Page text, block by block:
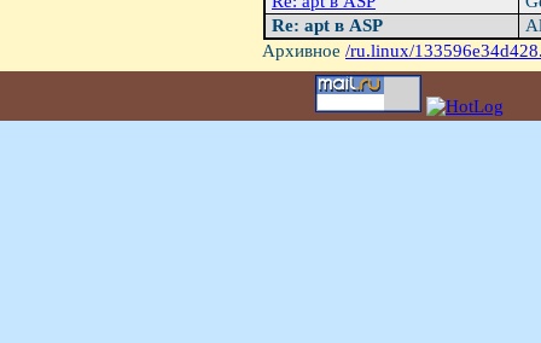
Re: apt в ASP
Архивное /ru.linux/